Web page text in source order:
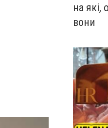
на які,
вони